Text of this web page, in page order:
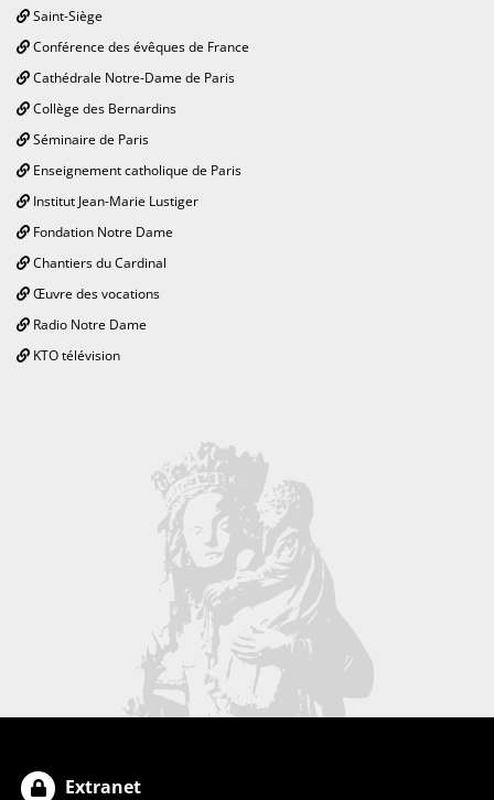
Saint-Siège
Conférence des évêques de France
Cathédrale Notre-Dame de Paris
Collège des Bernardins
Séminaire de Paris
Enseignement catholique de Paris
Institut Jean-Marie Lustiger
Fondation Notre Dame
Chantiers du Cardinal
Œuvre des vocations
Radio Notre Dame
KTO télévision
Extranet